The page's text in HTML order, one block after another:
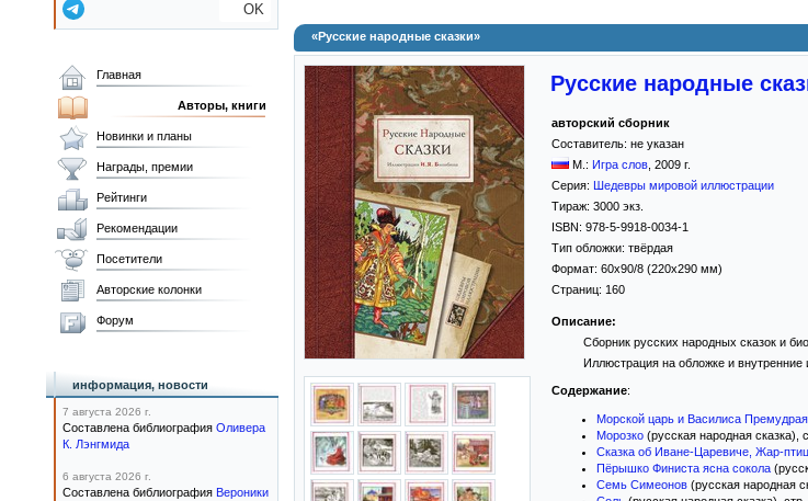
OK
«Русские народные сказки»
Русские народные
авторский сборник
Составитель: не указан
М.: Игра слов 2009 г.
Серия: Шедевры мировой иллюстрации
Тираж: 3000 экз.
ISBN: 978-5-9918-0034-1
Тип обложки: твёрдая
Формат: 60x90/8 (220x290 мм)
Страниц: 160
Описание:
Сборник русских народных сказок и
Иллюстрация на обложке и внутренние
Содержание:
Морской царь и Василиса Премудрая
Морозко (русская народная сказка),
Сказка об Иване-Царевиче, Жар-
Пёрышко Финиста ясна сокола
Семь Симеонов (русская народная
Главная
Авторы, книги
Новинки и планы
Награды, премии
Рейтинги
Рекомендации
Посетители
Авторские колонки
Форум
информация, новости
7 августа 2026 г.
Составлена библиография Оливера
К. Лэнгмида
6 августа 2026 г.
Составлена библиография Вероники